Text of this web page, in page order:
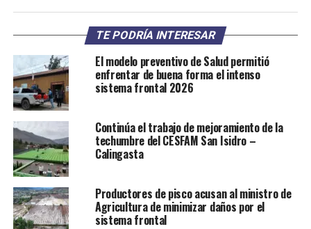
TE PODRÍA INTERESAR
El modelo preventivo de Salud permitió
enfrentar de buena forma el intenso
sistema frontal 2026
Continúa el trabajo de mejoramiento de la
techumbre del CESFAM San Isidro –
Calingasta
Productores de pisco acusan al ministro de
Agricultura de minimizar daños por el
sistema frontal